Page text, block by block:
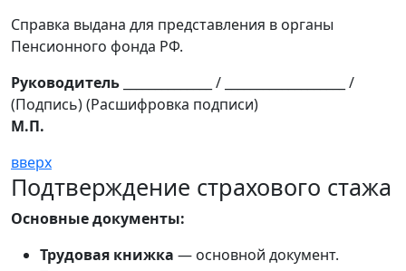
Справка выдана для представления в органы
Пенсионного фонда РФ.
Руководитель ______________ / ___________________ /
(Подпись) (Расшифровка подписи)
М.П.
вверх
Подтверждение страхового стажа
Основные документы:
Трудовая книжка — основной документ.